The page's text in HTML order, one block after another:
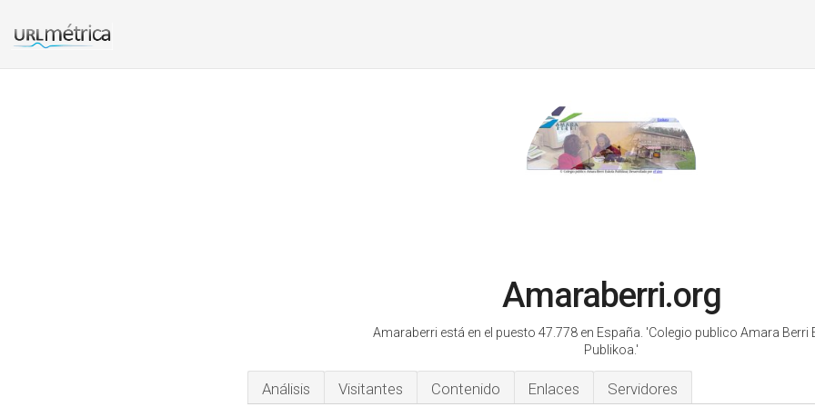
Amaraberri.org
Amaraberri está en el puesto 47.778 en España. 'Colegio publico Amara Berri
Publikoa.'
Análisis Visitantes Contenido Enlaces Servidores